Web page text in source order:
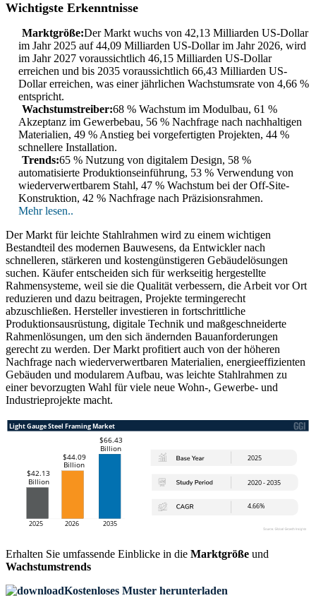
Wichtigste Erkenntnisse
Marktgröße:Der Markt wuchs von 42,13 Milliarden US-Dollar
im Jahr 2025 auf 44,09 Milliarden US-Dollar im Jahr 2026, wird
im Jahr 2027 voraussichtlich 46,15 Milliarden US-Dollar
erreichen und bis 2035 voraussichtlich 66,43 Milliarden US-
Dollar erreichen, was einer jährlichen Wachstumsrate von 4,66 %
entspricht.
Wachstumstreiber:68 % Wachstum im Modulbau, 61 %
Akzeptanz im Gewerbebau, 56 % Nachfrage nach nachhaltigen
Materialien, 49 % Anstieg bei vorgefertigten Projekten, 44 %
schnellere Installation.
Trends:65 % Nutzung von digitalem Design, 58 %
automatisierte Produktionseinführung, 53 % Verwendung von
wiederverwertbarem Stahl, 47 % Wachstum bei der Off-Site-
Konstruktion, 42 % Nachfrage nach Präzisionsrahmen.
Mehr lesen..
Der Markt für leichte Stahlrahmen wird zu einem wichtigen
Bestandteil des modernen Bauwesens, da Entwickler nach
schnelleren, stärkeren und kostengünstigeren Gebäudelösungen
suchen. Käufer entscheiden sich für werkseitig hergestellte
Rahmensysteme, weil sie die Qualität verbessern, die Arbeit vor Ort
reduzieren und dazu beitragen, Projekte termingerecht
abzuschließen. Hersteller investieren in fortschrittliche
Produktionsausrüstung, digitale Technik und maßgeschneiderte
Rahmenlösungen, um den sich ändernden Bauanforderungen
gerecht zu werden. Der Markt profitiert auch von der höheren
Nachfrage nach wiederverwertbaren Materialien, energieeffizienten
Gebäuden und modularem Aufbau, was leichte Stahlrahmen zu
einer bevorzugten Wahl für viele neue Wohn-, Gewerbe- und
Industrieprojekte macht.
Erhalten Sie umfassende Einblicke in die Marktgröße und
Wachstumstrends
Kostenloses Muster herunterladen